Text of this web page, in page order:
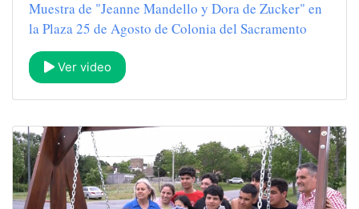
Muestra de "Jeanne Mandello y Dora de Zucker" en
la Plaza 25 de Agosto de Colonia del Sacramento
Ver video